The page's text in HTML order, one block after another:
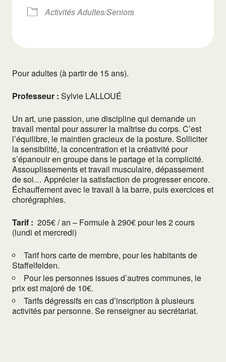
Activités Adultes/Seniors
Pour adultes (à partir de 15 ans).
Professeur : Sylvie LALLOUÉ
Un art, une passion, une discipline qui demande un
travail mental pour assurer la maîtrise du corps. C’est
l’équilibre, le maintien gracieux de la posture. Solliciter
la sensibilité, la concentration et la créativité pour
s’épanouir en groupe dans le partage et la complicité.
Assouplissements et travail musculaire, dépassement
de soi… Apprécier la satisfaction de progresser encore.
Échauffement avec le travail à la barre, puis exercices et
chorégraphies.
Tarif : 205€ / an – Formule à 290€ pour les 2 cours
(lundi et mercredi)
Tarif hors carte de membre, pour les habitants de
Staffelfelden.
Pour les personnes issues d’autres communes, le
prix est majoré de 10€.
Tarifs dégressifs en cas d’inscription à plusieurs
activités par personne. Se renseigner au secrétariat.